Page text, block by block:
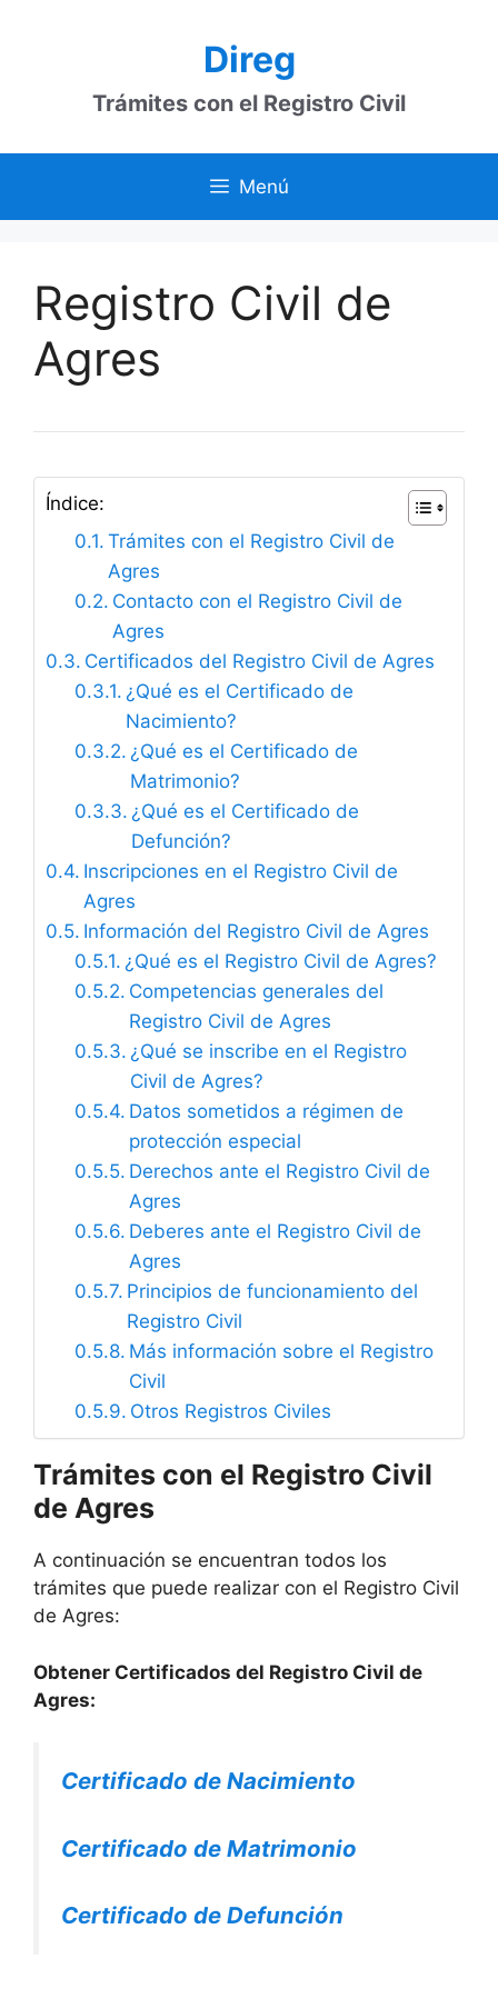
Direg
Trámites con el Registro Civil
Menú
Registro Civil de
Agres
Índice:
Trámites con el Registro Civil de
Agres
Contacto con el Registro Civil de
Agres
Certificados del Registro Civil de Agres
¿Qué es el Certificado de
Nacimiento?
¿Qué es el Certificado de
Matrimonio?
¿Qué es el Certificado de
Defunción?
Inscripciones en el Registro Civil de
Agres
Información del Registro Civil de Agres
¿Qué es el Registro Civil de Agres?
Competencias generales del
Registro Civil de Agres
¿Qué se inscribe en el Registro
Civil de Agres?
Datos sometidos a régimen de
protección especial
Derechos ante el Registro Civil de
Agres
Deberes ante el Registro Civil de
Agres
Principios de funcionamiento del
Registro Civil
Más información sobre el Registro
Civil
Otros Registros Civiles
Trámites con el Registro Civil
de Agres
A continuación se encuentran todos los
trámites que puede realizar con el Registro Civil
de Agres:
Obtener Certificados del Registro Civil de
Agres:
Certificado de Nacimiento
Certificado de Matrimonio
Certificado de Defunción